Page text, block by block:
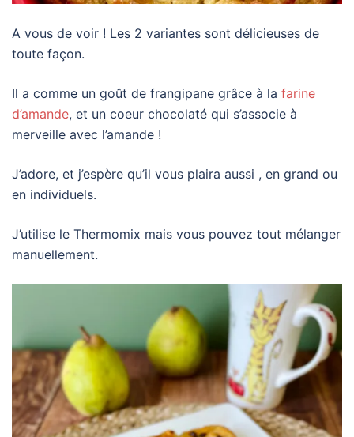
A vous de voir ! Les 2 variantes sont délicieuses de
toute façon.
Il a comme un goût de frangipane grâce à la farine
d’amande, et un coeur chocolaté qui s’associe à
merveille avec l’amande !
J’adore, et j’espère qu’il vous plaira aussi , en grand ou
en individuels.
J’utilise le Thermomix mais vous pouvez tout mélanger
manuellement.